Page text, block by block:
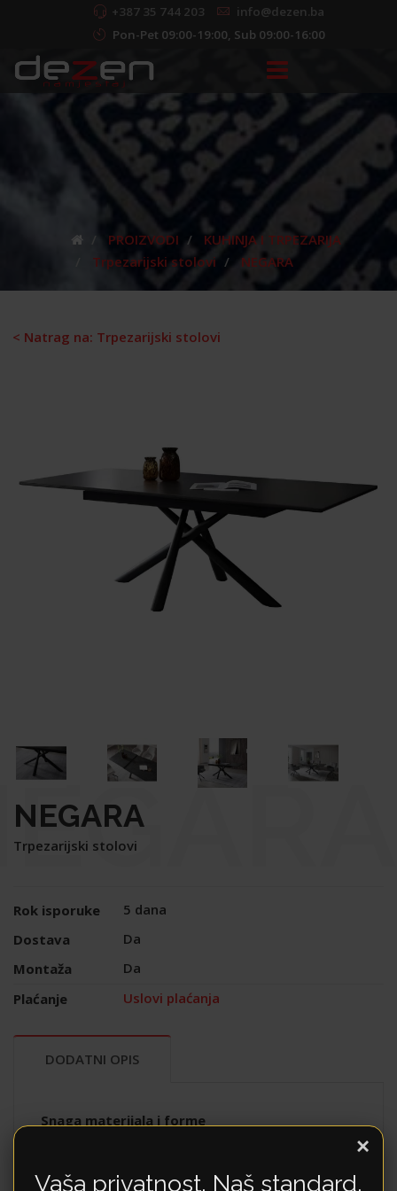
+387 35 744 203
info@dezen.ba
Pon-Pet 09:00-19:00, Sub 09:00-16:00
PROIZVODI
KUHINJA I TRPEZARIJA
Trpezarijski stolovi
NEGARA
< Natrag na: Trpezarijski stolovi
NEGARA
Trpezarijski stolovi
Rok isporuke
5 dana
Dostava
Da
Montaža
Da
Plaćanje
Uslovi plaćanja
DODATNI OPIS
Snaga materijala i forme
sirovu ljepotu i funkcionalnost. Njegov vizuelni
×
Vaša privatnost. Naš standard.